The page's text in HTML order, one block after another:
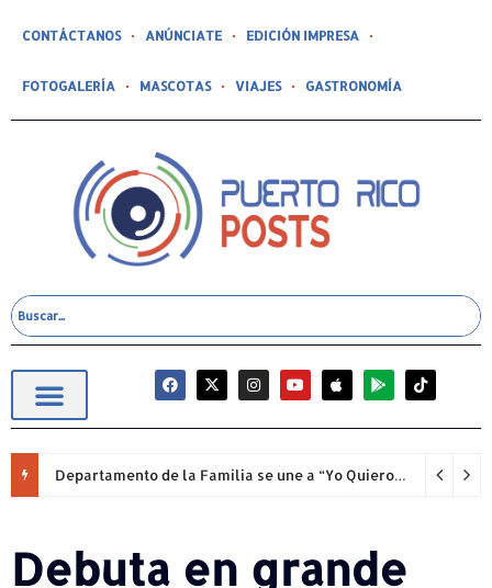
CONTÁCTANOS ANÚNCIATE EDICIÓN IMPRESA
FOTOGALERÍA MASCOTAS VIAJES GASTRONOMÍA
Departamento de la Familia se une a “Yo Quiero Mi Escuela 2026”
Debuta en grande